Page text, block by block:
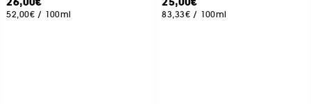
52,00€ / 100ml 83,33€ / 100ml